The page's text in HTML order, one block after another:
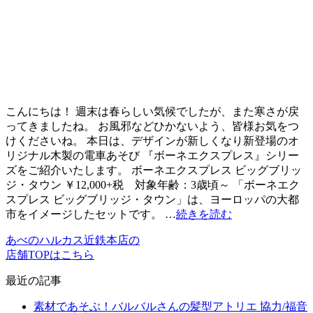
こんにちは！ 週末は春らしい気候でしたが、また寒さが戻
ってきましたね。 お風邪などひかないよう、皆様お気をつ
けくださいね。 本日は、デザインが新しくなり新登場のオ
リジナル木製の電車あそび 『ボーネエクスプレス』シリー
ズをご紹介いたします。 ボーネエクスプレス ビッグブリッ
ジ・タウン ￥12,000+税 対象年齢：3歳頃～ 「ボーネエク
スプレス ビッグブリッジ・タウン」は、ヨーロッパの大都
市をイメージしたセットです。 …続きを読む
あべのハルカス近鉄本店の
店舗TOPはこちら
最近の記事
素材であそぶ！バルバルさんの髪型アトリエ 協力/福音